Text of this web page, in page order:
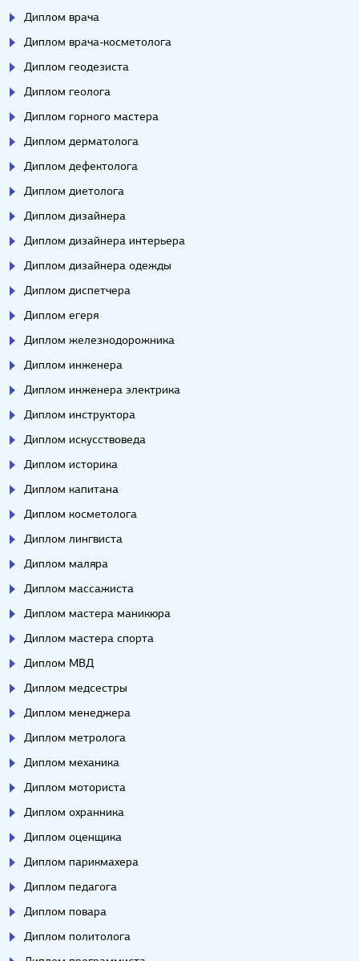
Диплом врача
Диплом врача-косметолога
Диплом геодезиста
Диплом геолога
Диплом горного мастера
Диплом дерматолога
Диплом дефектолога
Диплом диетолога
Диплом дизайнера
Диплом дизайнера интерьера
Диплом дизайнера одежды
Диплом диспетчера
Диплом егеря
Диплом железнодорожника
Диплом инженера
Диплом инженера электрика
Диплом инструктора
Диплом искусствоведа
Диплом историка
Диплом капитана
Диплом косметолога
Диплом лингвиста
Диплом маляра
Диплом массажиста
Диплом мастера маникюра
Диплом мастера спорта
Диплом МВД
Диплом медсестры
Диплом менеджера
Диплом метролога
Диплом механика
Диплом моториста
Диплом охранника
Диплом оценщика
Диплом парикмахера
Диплом педагога
Диплом повара
Диплом политолога